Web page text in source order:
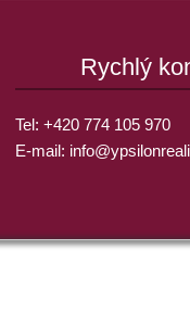
Rychlý
Tel: +420 774 105 970
E-mail: info@